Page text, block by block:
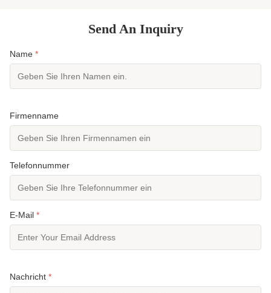
Send An Inquiry
Name *
Firmenname
Telefonnummer
E-Mail *
Nachricht *